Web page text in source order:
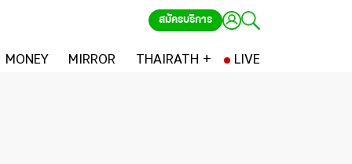
สมัครบริการ
MONEY MIRROR THAIRATH + LIVE